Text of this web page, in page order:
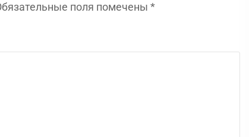
поля помечены *